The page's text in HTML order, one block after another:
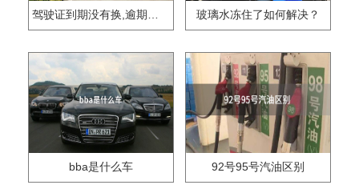
驾驶证到期没有换,逾期怎么办?? 玻璃水冻住了如何解决？
bba是什么车 92号95号汽油区别